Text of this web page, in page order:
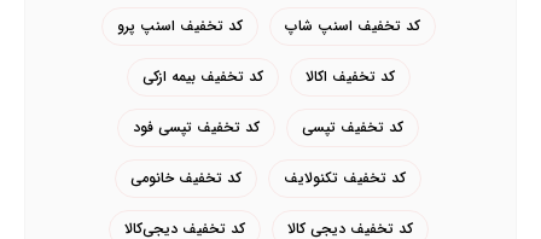
کد تخفیف اسنپ شاپ کد تخفیف اسنپ پرو
کد تخفیف اکالا کد تخفیف بیمه ازکی
کد تخفیف تپسی کد تخفیف تپسی فود
کد تخفیف تکنولایف کد تخفیف خانومی
کد تخفیف دیجی کالا کد تخفیف دیجی‌کالا